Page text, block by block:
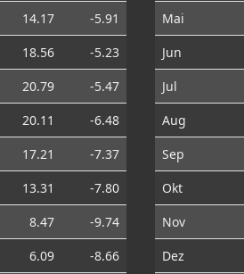
14.17
-5.91
18.56
-5.23
20.79
-5.47
20.11
-6.48
17.21
-7.37
13.31
-7.80
8.47
-9.74
6.09
-8.66
Mai
Jun
Jul
Aug
Sep
Okt
Nov
Dez